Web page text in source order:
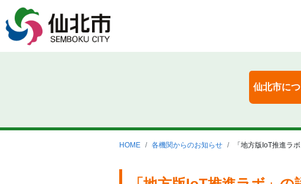
仙北市に
HOME 各機関からのお知らせ 「地方版IoT推進ラ